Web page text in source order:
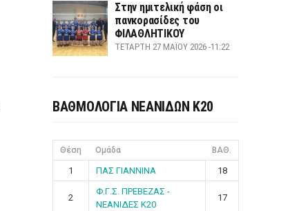
Στην ημιτελική φάση οι
πανκορασίδες του
ΦΙΛΑΘΛΗΤΙΚΟΥ
ΤΕΤΆΡΤΗ 27 ΜΑΪ́ΟΥ 2026 -11:22
ΒΑΘΜΟΛΟΓΙΑ ΝΕΑΝΙΔΩΝ Κ20
Θέση Ομάδα ΒΑΘ.
1 ΠΑΣ ΓΙΑΝΝΙΝΑ 18
2
Φ.Γ.Σ. ΠΡΕΒΕΖΑΣ -
ΝΕΑΝΙΔΕΣ Κ20
17